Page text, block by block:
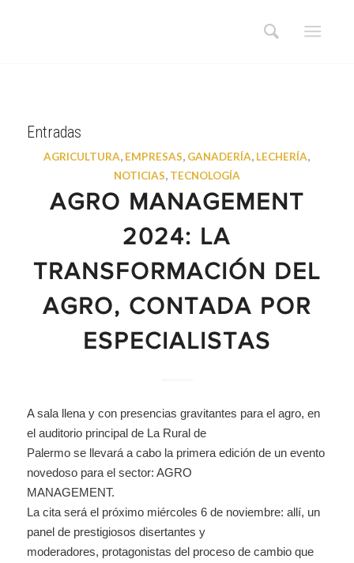
Entradas
AGRICULTURA, EMPRESAS, GANADERÍA, LECHERÍA,
NOTICIAS, TECNOLOGÍA
AGRO MANAGEMENT
2024: LA
TRANSFORMACIÓN DEL
AGRO, CONTADA POR
ESPECIALISTAS
A sala llena y con presencias gravitantes para el agro, en
el auditorio principal de La Rural de
Palermo se llevará a cabo la primera edición de un evento
novedoso para el sector: AGRO
MANAGEMENT.
La cita será el próximo miércoles 6 de noviembre: allí, un
panel de prestigiosos disertantes y
moderadores, protagonistas del proceso de cambio que